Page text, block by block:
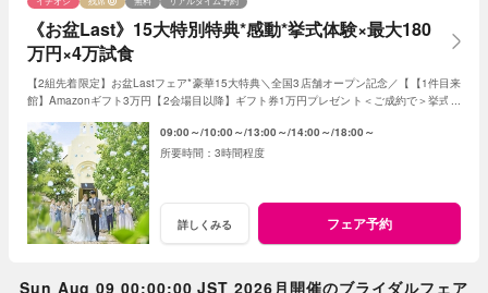
《お盆Last》15大特別特典*感動*挙式体験×最大180
万円×4万試食
【2組先着限定】お盆Lastフェア*豪華15大特典＼全国3店舗オープン記念／【【1件目来
館】Amazonギフト3万円【2会場目以降】ギフト券1万円プレゼント＜ご成約で＞挙式料
09:00～ 10:00～ 13:00～ 14:00～ 18:00～
3時間程度
詳しくみる フェア予約
Sun Aug 09 00:00:00 JST 2026月開催のブライダルフェア